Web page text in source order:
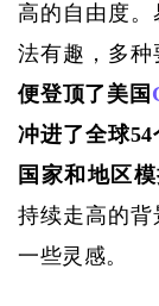
高的自由度
法有趣，多
便登顶了美国
冲进了全球
国家和地区
持续走高的
一些灵感。